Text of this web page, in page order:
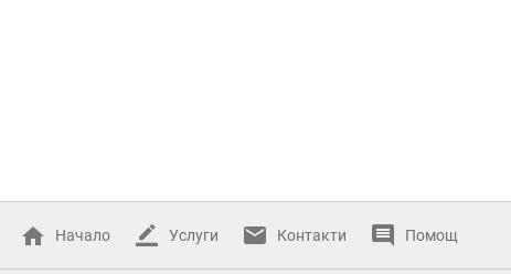
Начало Услуги Контакти Помощ